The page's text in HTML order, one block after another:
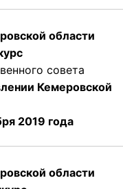
области
совета
Кемеровской
2019 года
области